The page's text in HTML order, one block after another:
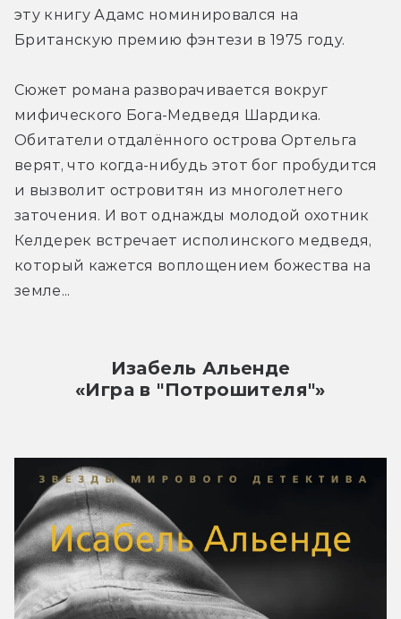
эту книгу Адамс номинировался на
Британскую премию фэнтези в 1975 году.
Сюжет романа разворачивается вокруг
мифического Бога-Медведя Шардика.
Обитатели отдалённого острова Ортельга
верят, что когда-нибудь этот бог пробудится
и вызволит островитян из многолетнего
заточения. И вот однажды молодой охотник
Келдерек встречает исполинского медведя,
который кажется воплощением божества на
земле...
Изабель Альенде
«Игра в "Потрошителя"»